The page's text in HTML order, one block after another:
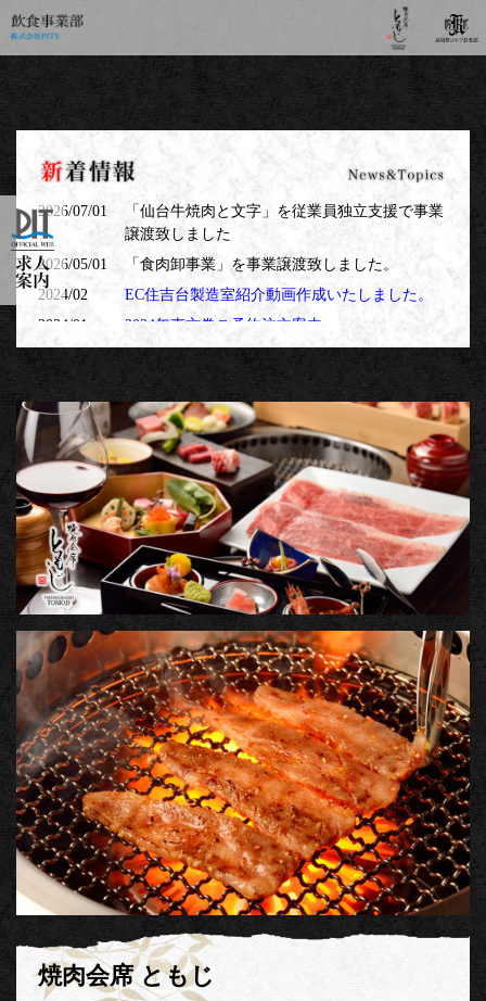
2026/07/01
「仙台牛焼肉と文字」を従業員独立支援で事業
譲渡致しました
2026/05/01
「食肉卸事業」を事業譲渡致しました。
2024/02
EC住吉台製造室紹介動画作成いたしました。
2024/01
2024年恵方巻ご予約注文案内
2024/01
2023年12月30日 仙台旬風冨和利日本橋店はビ
ル立替のため閉店となりました。
長年のご愛顧ありがとうございました。
2023/01
恵方巻ご予約開始しました。
2022/12
鉄板焼きと文字・お惣菜焼き と文字 閉店
2022/11
東京都港区に 新店舗【焼肉会席 ともじ】オ
ープン
2021/06/01
レストラン受託事業始めました。
2016/04/19
サイトをリニューアルしました。
焼肉会席 ともじ